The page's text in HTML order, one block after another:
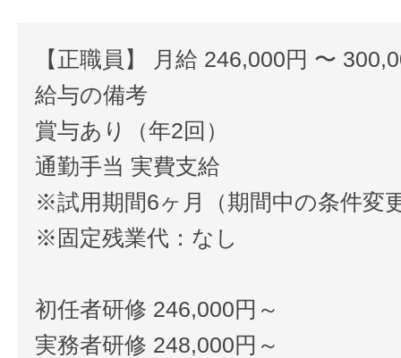
【正職員】 月給 246,000円 〜
給与の備考
賞与あり（年2回）
通勤手当 実費支給
※試用期間6ヶ月（期間中の条件変
※固定残業代：なし
初任者研修 246,000円～
実務者研修 248,000円～